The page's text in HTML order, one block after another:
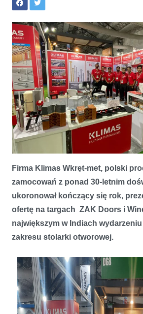
KLIMAS Wkręt-met na targach ZAK Doors i
Firma Klimas Wkręt-met, polski
zamocowań z ponad 30-letnim
ukoronował kończący się rok,
ofertę na targach ZAK Doors i
największym w Indiach
zakresu stolarki otworowej.